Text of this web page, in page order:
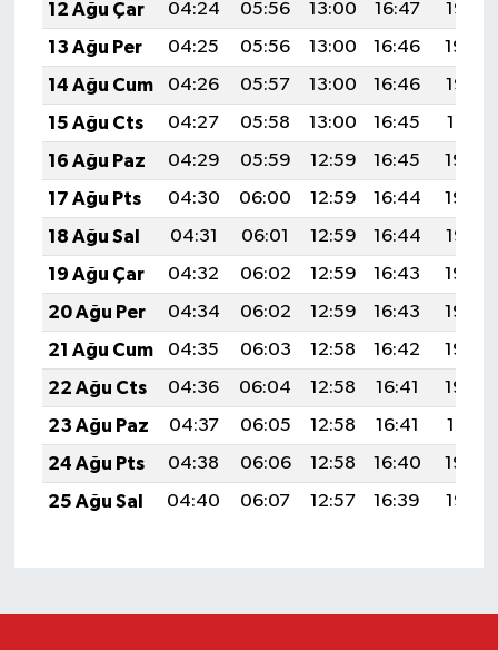
12 Ağu Çar 04:24 05:56 13:00 16:47
19:55
13 Ağu Per
04:25 05:56 13:00 16:46
19:54
14 Ağu Cum
04:26 05:57 13:00 16:46
19:53
15 Ağu Cts
04:27 05:58 13:00 16:45
19:51
16 Ağu Paz
04:29 05:59 12:59 16:45
19:50
17 Ağu Pts
04:30 06:00 12:59 16:44
19:49
18 Ağu Sal
04:31 06:01 12:59 16:44
19:47
19 Ağu Çar
04:32 06:02 12:59 16:43
19:46
20 Ağu Per
04:34 06:02 12:59 16:43
19:45
21 Ağu Cum
04:35 06:03 12:58 16:42
19:43
22 Ağu Cts
04:36 06:04 12:58 16:41
19:42
23 Ağu Paz
04:37 06:05 12:58 16:41
19:41
24 Ağu Pts
04:38 06:06 12:58 16:40
19:39
25 Ağu Sal
04:40 06:07 12:57 16:39 19:38